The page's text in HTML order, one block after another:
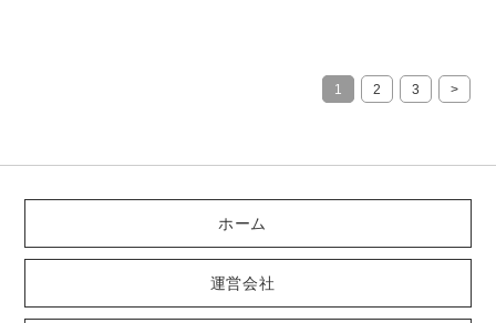
1 2 3 >
ホーム
運営会社